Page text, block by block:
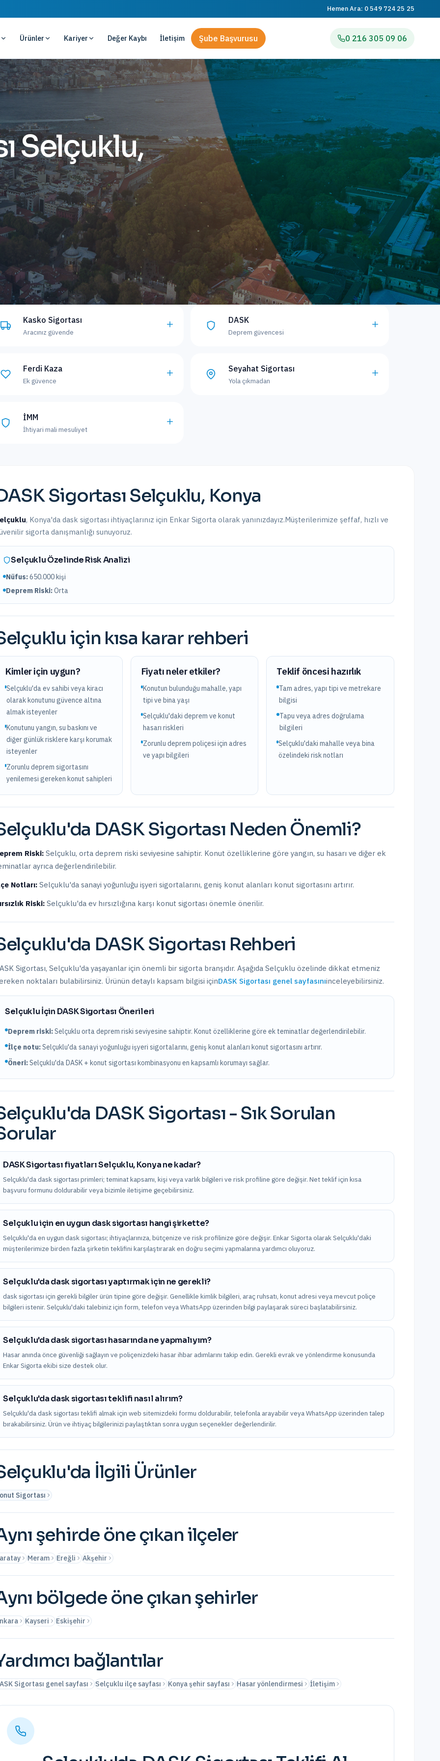
Hemen Ara: 0 549 724 25 25
Ürünler Kariyer Değer Kaybı İletişim Şube Başvurusu 0 216 305 09 06
Selçuklu,
Kasko Sigortası
Aracınız güvende
DASK
Deprem güvencesi
Ferdi Kaza
Ek güvence
Seyahat Sigortası
Yola çıkmadan
İMM
İhtiyari mali mesuliyet
Sigortası Selçuklu, Konya
, Konya'da dask sigortası ihtiyaçlarınız için Enkar Sigorta olarak yanınızdayız.Müşterilerimize şeffaf, hızlı ve
sigorta danışmanlığı sunuyoruz.
SelçukluÖzelinde Risk Analizi
Nüfus:650.000kişi
Deprem Riski:Orta
için kısa karar rehberi
Kimler için uygun?
Selçuklu'da ev sahibi veya kiracı
olarak konutunu güvence altına
almak isteyenler
Konutunu yangın, su baskını ve
diğer günlük risklere karşı korumak
isteyenler
Zorunlu deprem sigortasını
yenilemesi gereken konut sahipleri
Fiyatı neler etkiler?
Konutun bulunduğu mahalle, yapı
tipi ve bina yaşı
Selçuklu'daki deprem ve konut
hasarı riskleri
Zorunlu deprem poliçesi için adres
ve yapı bilgileri
Teklif öncesi hazırlık
Tam adres, yapı tipi ve metrekare
bilgisi
Tapu veya adres doğrulama
bilgileri
Selçuklu'daki mahalle veya bina
özelindeki risk notları
'da DASK Sigortası Neden Önemli?
Riski: Selçuklu, orta deprem riski seviyesine sahiptir. Konut özelliklerine göre yangın, su hasarı ve diğer ek
ayrıca değerlendirilebilir.
Notları: Selçuklu'da sanayi yoğunluğu işyeri sigortalarını, geniş konut alanları konut sigortasını artırır.
Riski: Selçuklu'da ev hırsızlığına karşı konut sigortası önemle önerilir.
'da DASK Sigortası Rehberi
Sigortası, Selçuklu'da yaşayanlar için önemli bir sigorta branşıdır. Aşağıda Selçuklu özelinde dikkat etmeniz
noktaları bulabilirsiniz. Ürünün detaylı kapsam bilgisi içinDASK Sigortası genel sayfasınıinceleyebilirsiniz.
Selçukluİçin DASK Sigortası Önerileri
Deprem riski:Selçuklu ortadeprem riski seviyesine sahiptir. Konut özelliklerine göre ek teminatlar değerlendirilebilir.
İlçe notu:Selçuklu'da sanayi yoğunluğu işyeri sigortalarını, geniş konut alanları konut sigortasını artırır.
Öneri:Selçuklu'da DASK + konut sigortası kombinasyonu en kapsamlı korumayı sağlar.
'da DASK Sigortası - Sık Sorulan
DASK Sigortası fiyatları Selçuklu, Konya ne kadar?
Selçuklu'da dask sigortası primleri; teminat kapsamı, kişi veya varlık bilgileri ve risk profiline göre değişir. Net teklif için kısa
başvuru formunu doldurabilir veya bizimle iletişime geçebilirsiniz.
Selçuklu için en uygun dask sigortası hangi şirkette?
Selçuklu'da en uygun dask sigortası; ihtiyaçlarınıza, bütçenize ve risk profilinize göre değişir. Enkar Sigorta olarak Selçuklu'daki
müşterilerimize birden fazla şirketin teklifini karşılaştırarak en doğru seçimi yapmalarına yardımcı oluyoruz.
Selçuklu'da dask sigortası yaptırmak için ne gerekli?
dask sigortası için gerekli bilgiler ürün tipine göre değişir. Genellikle kimlik bilgileri, araç ruhsatı, konut adresi veya mevcut poliçe
bilgileri istenir. Selçuklu'daki talebiniz için form, telefon veya WhatsApp üzerinden bilgi paylaşarak süreci başlatabilirsiniz.
Selçuklu'da dask sigortası hasarında ne yapmalıyım?
Hasar anında önce güvenliği sağlayın ve poliçenizdeki hasar ihbar adımlarını takip edin. Gerekli evrak ve yönlendirme konusunda
Enkar Sigorta ekibi size destek olur.
Selçuklu'da dask sigortası teklifi nasıl alırım?
Selçuklu'da dask sigortası teklifi almak için web sitemizdeki formu doldurabilir, telefonla arayabilir veya WhatsApp üzerinden talep
bırakabilirsiniz. Ürün ve ihtiyaç bilgilerinizi paylaştıktan sonra uygun seçenekler değerlendirilir.
'da İlgili Ürünler
Sigortası
şehirde öne çıkan ilçeler
Meram Ereğli Akşehir
bölgede öne çıkan şehirler
Kayseri Eskişehir
bağlantılar
Sigortası genel sayfası Selçuklu ilçe sayfası Konya şehir sayfası Hasar yönlendirmesi İletişim